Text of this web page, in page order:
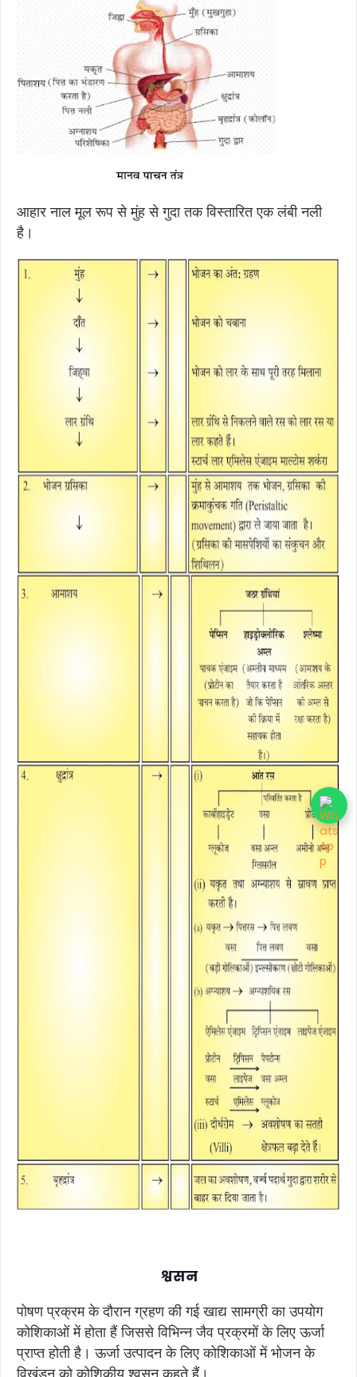
आहार नाल मूल रूप से मुंह से गुदा तक विस्तारित एक लंबी नली
है।
श्वसन
पोषण प्रक्रम के दौरान ग्रहण की गई खाद्य सामग्री का उपयोग
कोशिकाओं में होता हैं जिससे विभिन्न जैव प्रक्रमों के लिए ऊर्जा
प्राप्त होती है। ऊर्जा उत्पादन के लिए कोशिकाओं में भोजन के
विखंडन को कोशिकीय श्वसन कहते हैं।